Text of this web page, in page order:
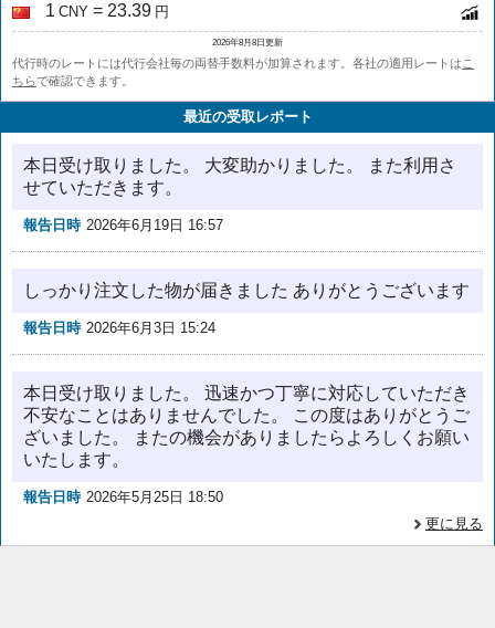
1 CNY = 23.39 円
2026年8月8日更新
代行時のレートには代行会社毎の両替手数料が加算されます。各社の適用レートはこ
ちらで確認できます。
最近の受取レポート
本日受け取りました。 大変助かりました。 また利用さ
せていただきます。
報告日時 2026年6月19日 16:57
しっかり注文した物が届きました ありがとうございます
報告日時 2026年6月3日 15:24
本日受け取りました。 迅速かつ丁寧に対応していただき
不安なことはありませんでした。 この度はありがとうご
ざいました。 またの機会がありましたらよろしくお願い
いたします。
報告日時 2026年5月25日 18:50
更に見る